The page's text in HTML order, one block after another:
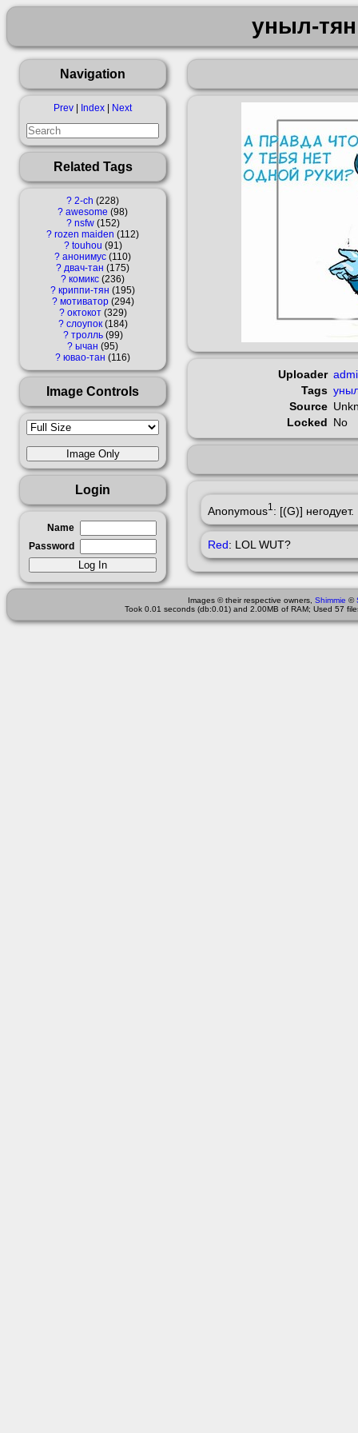
уныл-тян
Navigation
Prev Index Next
Related Tags
? 2-ch 228
? awesome 98
? nsfw 152
? rozen maiden
112
? touhou 91
? анонимус 110
? двач-тан
175
? комикс 236
? криппи-тян
195
? мотиватор 294
? октокот 329
? слоупок 184
? тролль 99
? ычан 95
? ювао-тан 116
Image Controls
Login
Name
Password
Uploader
Tags
Source
Locked No
Anonymous1 : [(G)] негодует.
Red: LOL WUT?
Images © their respective owners, Shimmie ©
Took 0.01 seconds (db:0.01) and 2.00MB of RAM; Used 57